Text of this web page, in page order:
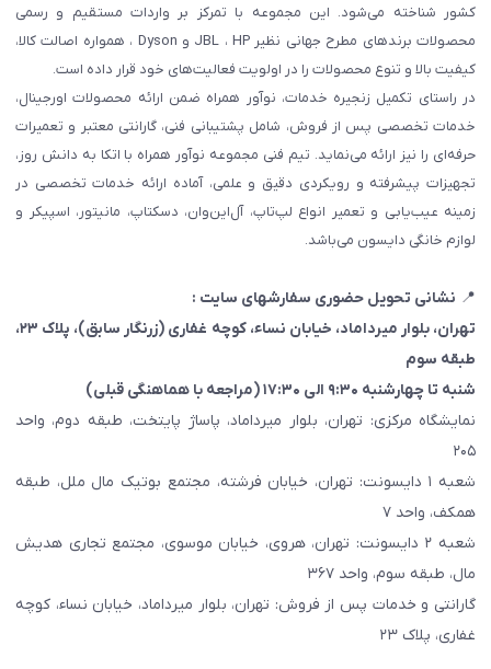
کشور شناخته می‌شود. این مجموعه با تمرکز بر واردات مستقیم و رسمی
محصولات برندهای مطرح جهانی نظیر JBL ، HP و Dyson ، همواره اصالت کالا،
کیفیت بالا و تنوع محصولات را در اولویت فعالیت‌های خود قرار داده است.
در راستای تکمیل زنجیره خدمات، نوآور همراه ضمن ارائه محصولات اورجینال،
خدمات تخصصی پس از فروش، شامل پشتیبانی فنی، گارانتی معتبر و تعمیرات
حرفه‌ای را نیز ارائه می‌نماید. تیم فنی مجموعه نوآور همراه با اتکا به دانش روز،
تجهیزات پیشرفته و رویکردی دقیق و علمی، آماده ارائه خدمات تخصصی در
زمینه عیب‌یابی و تعمیر انواع لپ‌تاپ، آل‌این‌وان، دسکتاپ، مانیتور، اسپیکر و
لوازم خانگی دایسون می‌باشد.
📍 نشانی تحویل حضوری سفارشهای سایت :
تهران، بلوار میرداماد، خیابان نساء، کوچه غفاری (زرنگار سابق)
، پلاک ۲۳،
طبقه سوم
شنبه تا چهارشنبه ۹:۳۰ الی ۱۷:۳۰ (مراجعه با هماهنگی قبلی)
نمایشگاه مرکزی: تهران، بلوار میرداماد، پاساژ پایتخت، طبقه دوم، واحد
۲۰۵
شعبه ۱ دایسونت: تهران، خیابان فرشته، مجتمع بوتیک مال ملل، طبقه
همکف، واحد ۷
شعبه ۲ دایسونت: تهران، هروی، خیابان موسوی، مجتمع تجاری هدیش
مال، طبقه سوم، واحد ۳۶۷
گارانتی و خدمات پس از فروش: تهران، بلوار میرداماد، خیابان نساء، کوچه
غفاری، پلاک ۲۳